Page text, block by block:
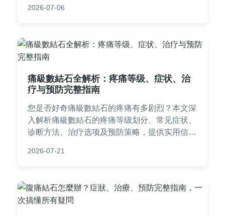
整，一一拆解。
2026-07-06
痛級數結石全解析：疼痛等级、症状、治
疗与预防完整指南
您是否好奇痛級數結石的疼痛有多剧烈？本文深
入解析痛級數結石的疼痛等级划分、常见症状、
诊断方法、治疗选项及预防策略，提供实用信息
2026-07-21